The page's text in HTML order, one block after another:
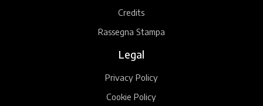
Credits
Rassegna Stampa
Legal
Privacy Policy
Cookie Policy